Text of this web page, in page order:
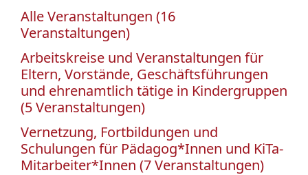
Alle Veranstaltungen (16
Veranstaltungen)
Arbeitskreise und Veranstaltungen für
Eltern, Vorstände, Geschäftsführungen
und ehrenamtlich tätige in Kindergruppen
(5 Veranstaltungen)
Vernetzung, Fortbildungen und
Schulungen für Pädagog*Innen und KiTa-
Mitarbeiter*Innen (7 Veranstaltungen)